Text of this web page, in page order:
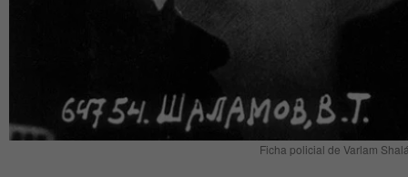
Ficha policial de Varlam